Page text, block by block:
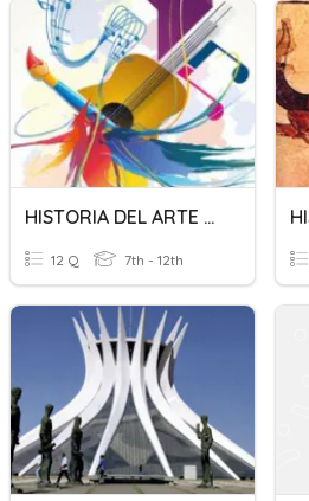
HISTORIA DEL ARTE UNIVERSAL
12 Q 7th - 12th